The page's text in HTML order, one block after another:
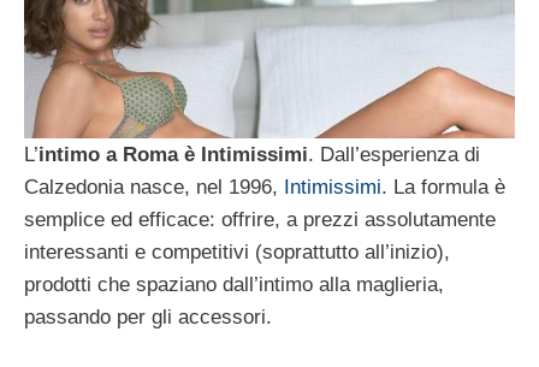
L’intimo a Roma è Intimissimi. Dall’esperienza di
Calzedonia nasce, nel 1996, Intimissimi. La formula è
semplice ed efficace: offrire, a prezzi assolutamente
interessanti e competitivi (soprattutto all’inizio),
prodotti che spaziano dall’intimo alla maglieria,
passando per gli accessori.